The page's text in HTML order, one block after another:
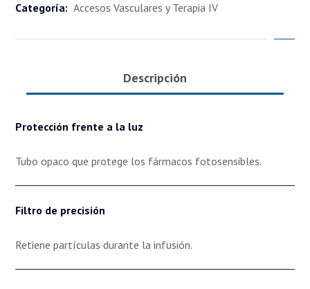
Categoría: Accesos Vasculares y Terapia IV
Descripción
Protección frente a la luz
Tubo opaco que protege los fármacos fotosensibles.
Filtro de precisión
Retiene partículas durante la infusión.